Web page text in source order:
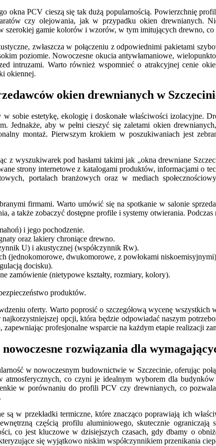
okna PCV cieszą się tak dużą popularnością. Powierzchnię
czy olejowania, jak w przypadku okien drewnianych.
szerokiej gamie kolorów i wzorów, w tym imitujących drewno,
zwłaszcza w połączeniu z odpowiednimi pakietami
poziomie. Nowoczesne okucia antywłamaniowe,
intruzami. Warto również wspomnieć o atrakcyjnej cenie
okiennej.
okien drewnianych w
sobie estetykę, ekologię i doskonałe właściwości izolacyjne.
Jednakże, aby w pełni cieszyć się zaletami okien
montaż. Pierwszym krokiem w poszukiwaniach jest
z wyszukiwarek pod hasłami takimi jak „okna drewniane
strony internetowe z katalogami produktów, informacjami o
portalach branżowych oraz w mediach
firmami. Warto umówić się na spotkanie w salonie
a także zobaczyć dostępne profile i systemy otwierania.
i jego pochodzenie.
oraz lakiery chroniące drewno.
U) i akustycznej (współczynnik Rw).
(jednokomorowe, dwukomorowe, z powłokami
docisku).
zamówienie (nietypowe kształty, rozmiary, kolory).
produktów.
oferty. Warto poprosić o szczegółową wycenę
opcji, która będzie odpowiadać naszym
profesjonalne wsparcie na każdym etapie realizacji
rozwiązania dla
w nowoczesnym budownictwie w Szczecinie, oferując
atmosferycznych, co czyni je idealnym wyborem dla
w porównaniu do profili PCV czy drewnianych, co
są w przekładki termiczne, które znacząco poprawiają ich
częścią profilu aluminiowego, skutecznie
co jest kluczowe w dzisiejszych czasach, gdy dbamy o
się wyjątkowo niskim współczynnikiem przenikania